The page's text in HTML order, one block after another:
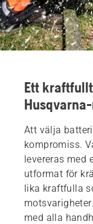
Ett
Att välja
kompromiss.
levereras med
utformat för
lika kraftfulla
med alla